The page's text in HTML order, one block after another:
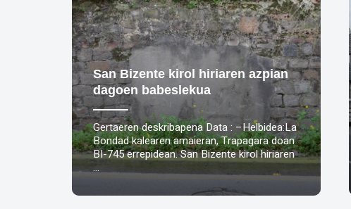
San Bizente kirol hiriaren azpian
dagoen babeslekua
Gertaeren deskribapena Data : –Helbidea:La
Bondad kalearen amaieran, Trapagara doan
BI-745 errepidean. San Bizente kirol hiriaren
…